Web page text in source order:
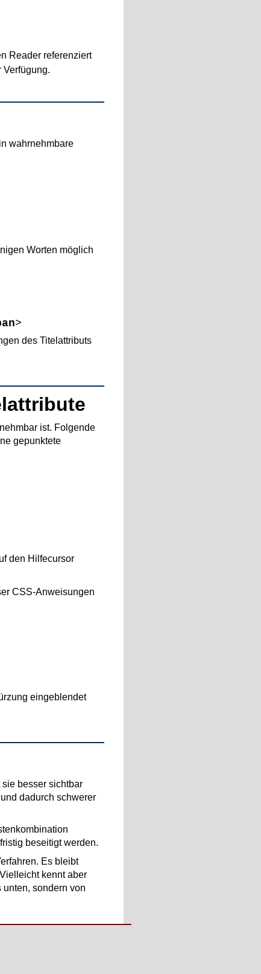
Reader referenziert
Verfügung.
wahrnehmbare
Worten möglich
>
des Titelattributs
ist. Folgende
gepunktete
den Hilfecursor
CSS-Anweisungen
eingeblendet
besser sichtbar
dadurch schwerer
beseitigt werden.
Es bleibt
kennt aber
sondern von